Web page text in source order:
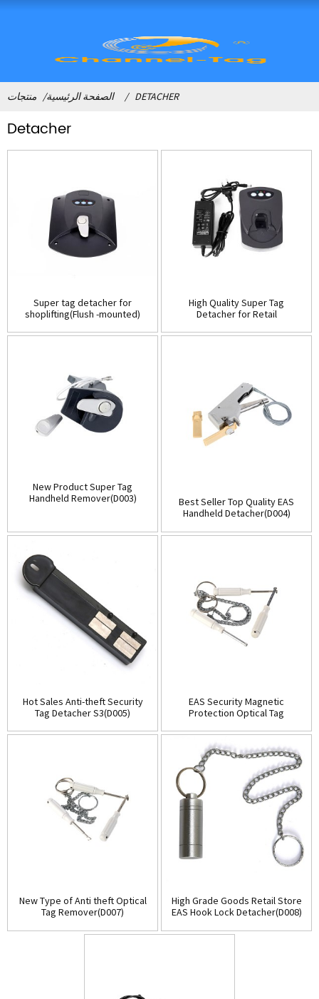
الصفحة الرئيسية منتجات DETACHER
Detacher
Super tag detacher for
shoplifting(Flush -mounted)
High Quality Super Tag
Detacher for Retail
New Product Super Tag
Handheld Remover(D003)
Best Seller Top Quality EAS
Handheld Detacher(D004)
Hot Sales Anti-theft Security
Tag Detacher S3(D005)
EAS Security Magnetic
Protection Optical Tag
New Type of Anti theft Optical
Tag Remover(D007)
High Grade Goods Retail Store
EAS Hook Lock Detacher(D008)